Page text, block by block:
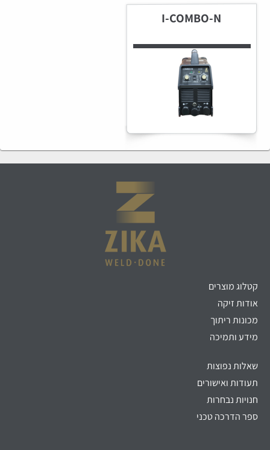
I-COMBO-N
קטלוג מוצרים
אודות זיקה
מכונות ריתוך
מידע ותמיכה
שאלות נפוצות
תעודות ואישורים
חנויות נבחרות
ספר הדרכה טכני